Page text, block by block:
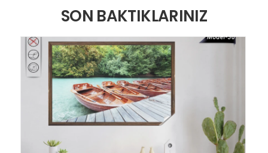
SON BAKTIKLARINIZ